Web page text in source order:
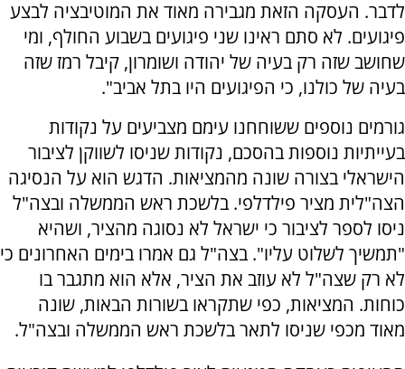
לדבר. העסקה הזאת מגבירה מאוד את המוטיבציה לבצע
פיגועים. לא סתם ראינו שני פיגועים בשבוע החולף, ומי
שחושב שזה רק בעיה של יהודה ושומרון, קיבל רמז שזה
בעיה של כולנו, כי הפיגועים היו בתל אביב".
גורמים נוספים ששוחחנו עימם מצביעים על נקודות
בעייתיות נוספות בהסכם, נקודות שניסו לשווקן לציבור
הישראלי בצורה שונה מהמציאות. הדגש הוא על הנסיגה
הצה"לית מציר פילדלפי. בלשכת ראש הממשלה ובצה"ל
ניסו לספר לציבור כי ישראל לא נסוגה מהציר, ושהיא
"תמשיך לשלוט עליו". בצה"ל גם אמרו בימים האחרונים כי
לא רק שצה"ל לא עוזב את הציר, אלא הוא מתגבר בו
כוחות. המציאות, כפי שתקראו בשורות הבאות, שונה
מאוד מכפי שניסו לתאר בלשכת ראש הממשלה ובצה"ל.